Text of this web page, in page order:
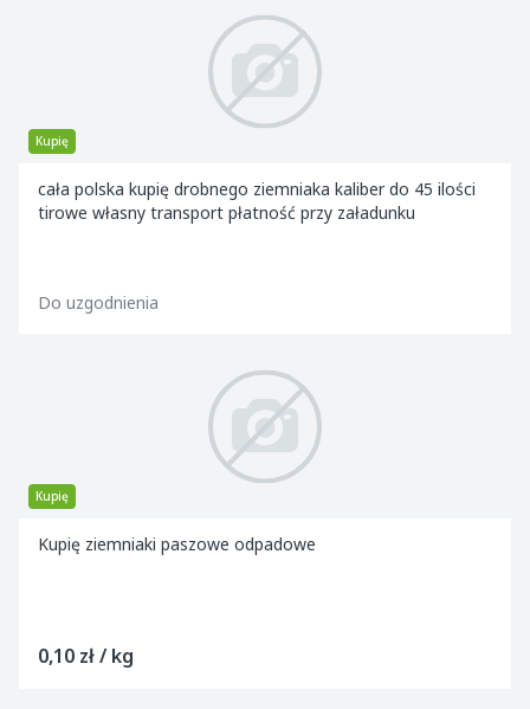
Kupię
cała polska kupię drobnego ziemniaka kaliber do 45 ilości
tirowe własny transport płatność przy załadunku
Do uzgodnienia
Kupię
Kupię ziemniaki paszowe odpadowe
0,10 zł / kg